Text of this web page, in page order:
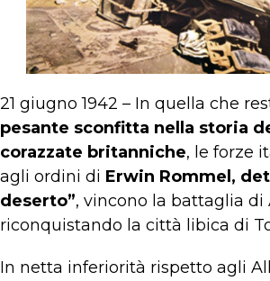
21 giugno 1942 – In quella che
pesante sconfitta nella storia
corazzate britanniche, le forze
agli ordini di Erwin Rommel,
deserto”, vincono la battaglia di
riconquistando la città libica di
In netta inferiorità rispetto agli